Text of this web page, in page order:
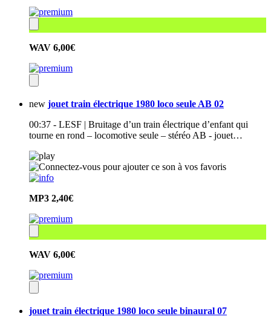
WAV 6,00€
new jouet train électrique 1980 loco seule AB 02
00:37 - LESF | Bruitage d’un train électrique d’enfant qui
tourne en rond – locomotive seule – stéréo AB - jouet…
MP3 2,40€
WAV 6,00€
jouet train électrique 1980 loco seule binaural 07